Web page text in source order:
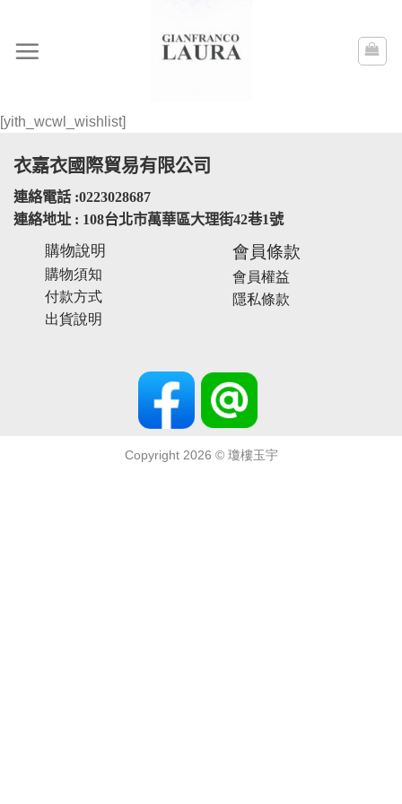
content
[yith_wcwl_wishlist]
衣嘉衣國際貿易有限公司
連絡電話 :0223028687
連絡地址 : 108台北市萬華區大理街42巷1號
購物說明
購物須知
付款方式
出貨說明
會員條款
會員權益
隱私條款
Copyright 2026 © 瓊樓玉宇